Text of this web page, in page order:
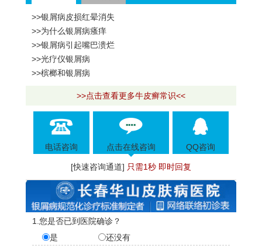
>>银屑病皮损红晕消失
>>为什么银屑病瘙痒
>>银屑病引起嘴巴溃烂
>>光疗仪银屑病
>>槟榔和银屑病
>>点击查看更多牛皮癣常识<<
电话咨询 点击在线咨询 QQ咨询
[快速咨询通道] 只需1秒 即时回复
1.您是否已到医院确诊？
是
还没有